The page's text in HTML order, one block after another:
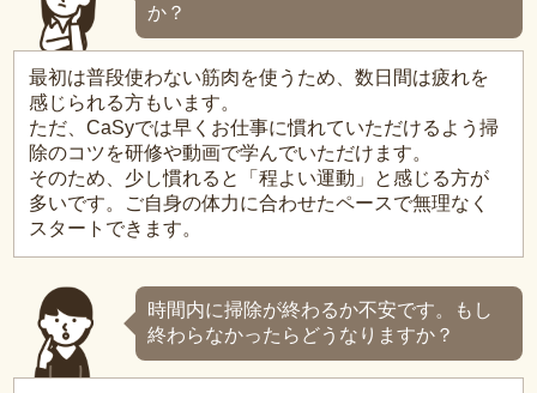
か？
最初は普段使わない筋肉を使うため、数日間は疲れを
感じられる方もいます。
ただ、CaSyでは早くお仕事に慣れていただけるよう掃
除のコツを研修や動画で学んでいただけます。
そのため、少し慣れると「程よい運動」と感じる方が
多いです。ご自身の体力に合わせたペースで無理なく
スタートできます。
時間内に掃除が終わるか不安です。もし
終わらなかったらどうなりますか？